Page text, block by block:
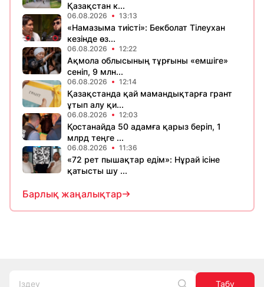
Қазақстан к...
06.08.2026 13:13
«Намазыма тиісті»: Бекболат Тілеухан
кезінде өз...
06.08.2026 12:22
Ақмола облысының тұрғыны «емшіге»
сеніп, 9 млн...
06.08.2026 12:14
Қазақстанда қай мамандықтарға грант
ұтып алу қи...
06.08.2026 12:03
Қостанайда 50 адамға қарыз беріп, 1
млрд теңге ...
06.08.2026 11:36
«72 рет пышақтар едім»: Нұрай ісіне
қатысты шу ...
Барлық жаңалықтар
Табу